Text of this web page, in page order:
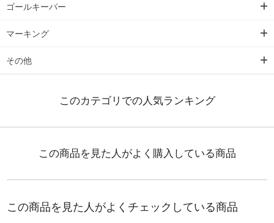
ゴールキーパー
マーキング
その他